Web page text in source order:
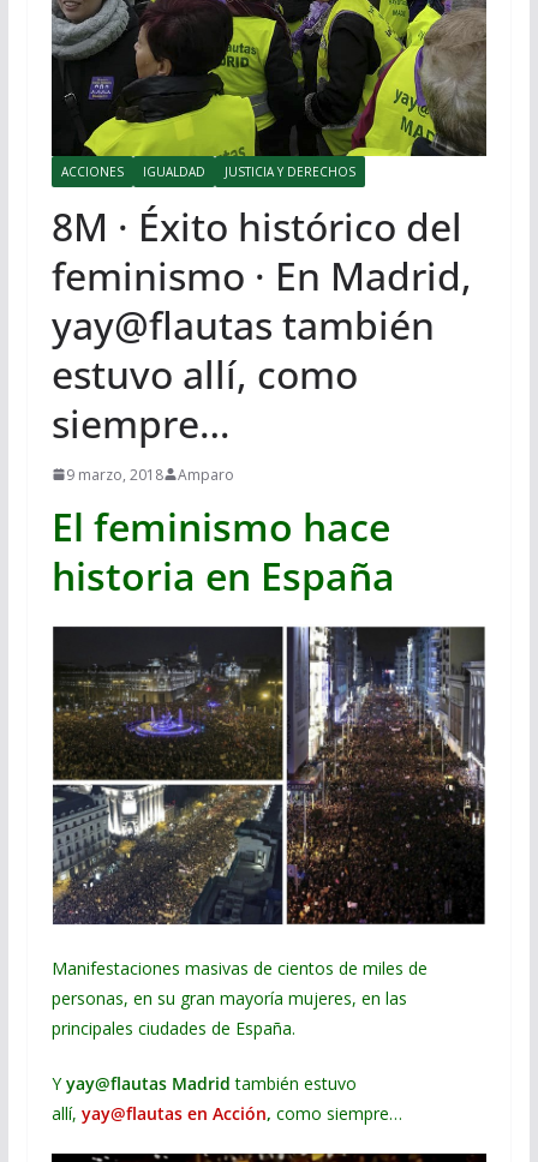
ACCIONES IGUALDAD JUSTICIA Y DERECHOS
8M · Éxito histórico del
feminismo · En Madrid,
yay@flautas también
estuvo allí, como
siempre…
9 marzo, 2018 Amparo
El feminismo hace
historia en España
Manifestaciones masivas de cientos de miles de
personas, en su gran mayoría mujeres, en las
principales ciudades de España.
Yyay@flautasMadrid también estuvo
allí, yay@flautas en Acción, como siempre…